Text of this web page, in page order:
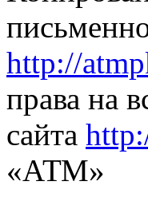
http://
права на
сайта
«АТМ»